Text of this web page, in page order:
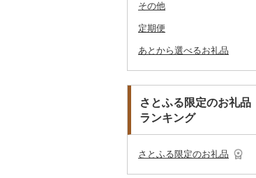
宮崎牛
ブリ
その他鮮魚
ジャム
その他加工品
ケチャップ
その他調味料
券
GDOふるさとゴルフ
プレークーポン
その他のゴルフプレー
花火大会チケット
カタログギフト
タオルケット
ノート・ファイル
その他文房具
グラス・カップ
箸
スプーン・フォーク・
ナイフ
皿・椀
その他食器
キッチン用品
フライパン
鍋
まな板
土鍋
日用品
洗剤
トイレットペーパー
ティッシュ
その他日用品
楽器・器材
本・CD・DVD
おもちゃ・ぬいぐるみ
ご当地キャラクター
ペット用品
その他ゴルフ
その他スポーツ
その他スポーツ
その他スキンケア
入浴剤
アロマ
プロテイン
その他美容
ツケース
その他鞄・バッグ
女性・レディース
子供・ベビー
その他洋服
和服
靴・履物
靴・シューズ
スリッパ・下駄・草履
その他靴・履物
アクセサリー
ペンダント・ネックレ
ス
ピアス・イヤリング
その他アクセサリー
その他服飾小物
ショール・ストール
マフラー・手袋
本場奄美大島紬
陶器・漆器
唐津焼
備前焼
美濃焼
村上木彫堆朱
その他装飾品・工芸品
数珠
工芸品
播州そろばん
美濃和紙
観葉植物・苗木
花
胡蝶蘭
造花・プリザーブドフ
ラワー
その他花
盆栽・その他
その他
地域サービス
その他
定期便
あとから選べるお礼品
さとふる限定のお礼品
ランキング
さとふる限定のお礼品